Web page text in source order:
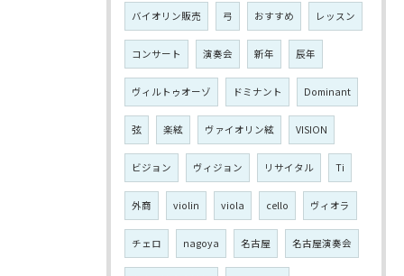
バイオリン販売 弓 おすすめ レッスン
コンサート 演奏会 新年 辰年
ヴィルトゥオーゾ ドミナント Dominant
弦 楽絃 ヴァイオリン絃 VISION
ビジョン ヴィジョン リサイタル Ti
外商 violin viola cello ヴィオラ
チェロ nagoya 名古屋 名古屋演奏会